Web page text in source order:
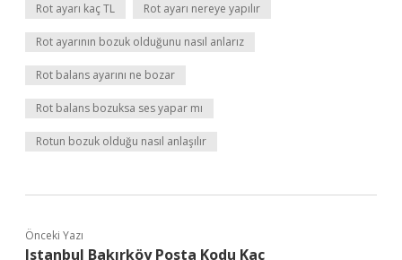
Rot ayarı kaç TL Rot ayarı nereye yapılır
Rot ayarının bozuk olduğunu nasıl anlarız
Rot balans ayarını ne bozar
Rot balans bozuksa ses yapar mı
Rotun bozuk olduğu nasıl anlaşılır
Önceki Yazı
Istanbul Bakırköy Posta Kodu Kaç